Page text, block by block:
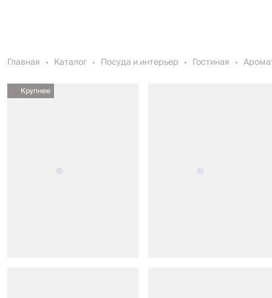
Главная Каталог Посуда и интерьер Гостиная
Крупнее